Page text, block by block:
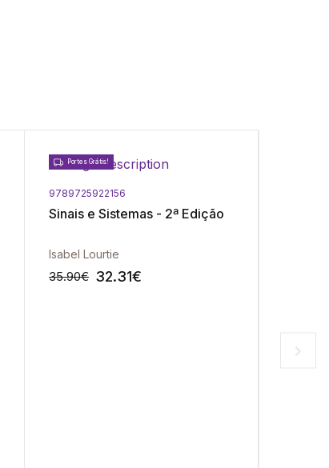
Portes Grátis!
9789725922156
Sinais e Sistemas - 2ª Edição
Isabel Lourtie
35.90€ 32.31€